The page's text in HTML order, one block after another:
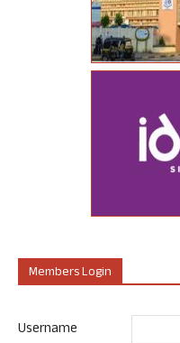
Members Login
Username